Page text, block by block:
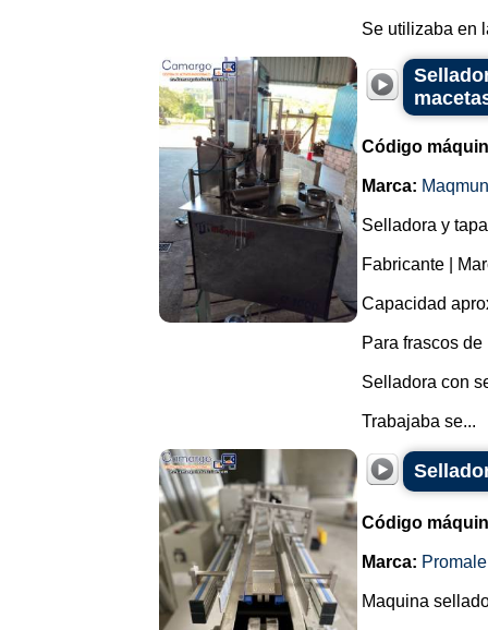
Se utilizaba en
Código
Marca:
Selladora y
Fabricante |
Capacidad
Para frascos
Selladora con
Trabajaba se...
Código
Marca:
Maquina